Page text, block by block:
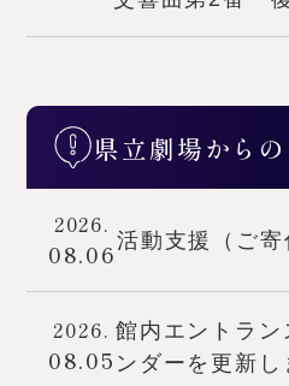
県立劇場から
2026.
08.06活動支援（ご
2026.
08.05
館内エントラン
ンダーを更新し